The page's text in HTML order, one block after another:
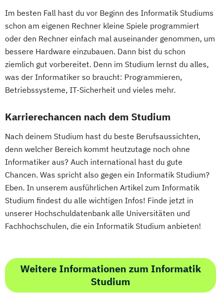
Wirtschaftsingenieurwesen
Wirtschaftsingenieurwesen
Energiesysteme mit Erneuerbaren Energien
Wirtschaftspsychologie
Kommunikationsdesign
Kunststofftechnik
Lebensmittelverfahrenstechnik
Leit- und Sicherungstechnik
Maschinenbau
Materials Science
Mathematik für Studierende
ingenieurwissenschaftlicher Fächer
wirtschaftswissenschaftlicher Fächer
Mechatronik Mediengestaltung
Medizintechnik
Mensch-Computer-Interaktion
Nachhaltiges Design
Nationale und internationale Zertifizierung
und Produktkennzeichnung
Prozesssimulation in der
Verfahrenstechnik
Regenerative Energietechnik
Im besten Fall hast du vor Beginn des Informatik Studiums
schon am eigenen Rechner kleine Spiele programmiert
oder den Rechner einfach mal auseinander genommen, um
bessere Hardware einzubauen. Dann bist du schon
ziemlich gut vorbereitet. Denn im Studium lernst du alles,
was der Informatiker so braucht: Programmieren,
Betriebssysteme, IT-Sicherheit und vieles mehr.
Karrierechancen nach dem Studium
Nach deinem Studium hast du beste Berufsaussichten,
denn welcher Bereich kommt heutzutage noch ohne
Informatiker aus? Auch international hast du gute
Chancen. Was spricht also gegen ein Informatik Studium?
Eben. In unserem ausführlichen Artikel zum Informatik
Studium findest du alle wichtigen Infos! Finde jetzt in
unserer Hochschuldatenbank alle Universitäten und
Fachhochschulen, die ein Informatik Studium anbieten!
Weitere Informationen zum Informatik
Studium